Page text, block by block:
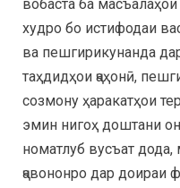
вобаста ба
худро бо истифодаи
ва пешгирикунанда
таҳдидҳои ҷаҳонӣ,
созмону ҳаракатҳои
эмин нигоҳ доштани
номатлуб вусъат
ҷавононро дар доираи